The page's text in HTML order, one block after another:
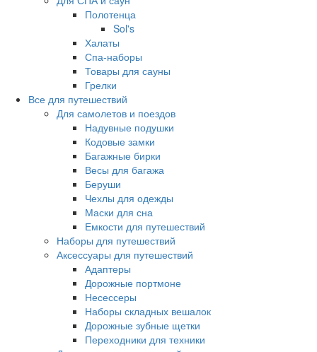
Полотенца
Sol's
Халаты
Спа-наборы
Товары для сауны
Грелки
Все для путешествий
Для самолетов и поездов
Надувные подушки
Кодовые замки
Багажные бирки
Весы для багажа
Беруши
Чехлы для одежды
Маски для сна
Емкости для путешествий
Наборы для путешествий
Аксессуары для путешествий
Адаптеры
Дорожные портмоне
Несессеры
Наборы складных вешалок
Дорожные зубные щетки
Переходники для техники